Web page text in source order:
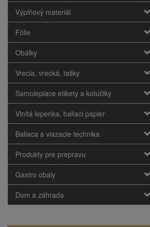
Výplňový materiál
Fólie
Obálky
Vrecia, vrecká, tašky
Samolepiace etikety a kotúčiky
Vlnitá lepenka, baliaci papier
Baliaca a viazacie technika
Produkty pre prepravu
Gastro obaly
Dom a záhrada